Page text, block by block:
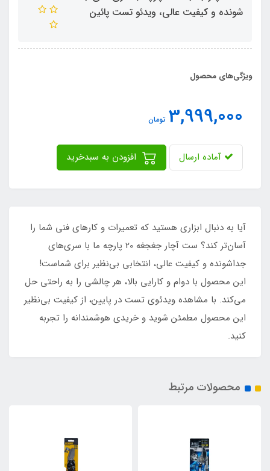
شونده و کیفیت عالی، ویدئو تست پائین
ویژگی‌های محصول
3,999,000 تومان
آماده ارسال
آیا به دنبال ابزاری هستید که تعمیرات و کارهای فنی شما را
آسان‌تر کند؟ ست آچار جغجغه 20 پارچه ما با سری‌های
جداشونده و کیفیت عالی، انتخابی بی‌نظیر برای شماست!
این محصول با دوام و کارایی بالا، هر چالشی را به راحتی حل
می‌کند. با مشاهده ویدئوی تست در پایین، از کیفیت بی‌نظیر
این محصول مطمئن شوید و خریدی هوشمندانه را تجربه
کنید.
محصولات مرتبط